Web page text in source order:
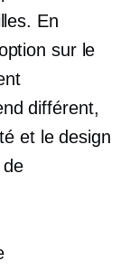
En
sur le
différent,
et le design
de